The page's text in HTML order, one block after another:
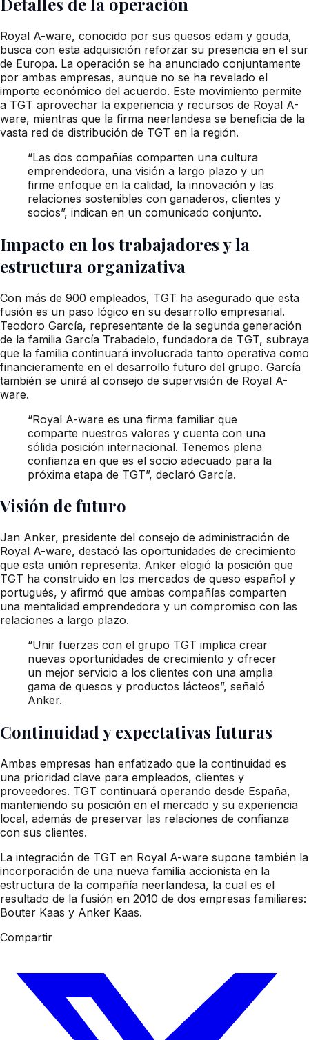
Royal A-ware, conocido por sus quesos edam y gouda,
busca con esta adquisición reforzar su presencia en el sur
de Europa. La operación se ha anunciado conjuntamente
por ambas empresas, aunque no se ha revelado el
importe económico del acuerdo. Este movimiento permite
a TGT aprovechar la experiencia y recursos de Royal A-
ware, mientras que la firma neerlandesa se beneficia de la
vasta red de distribución de TGT en la región.
“Las dos compañías comparten una cultura
emprendedora, una visión a largo plazo y un
firme enfoque en la calidad, la innovación y las
relaciones sostenibles con ganaderos, clientes y
socios”, indican en un comunicado conjunto.
Impacto en los trabajadores y la
estructura organizativa
Con más de 900 empleados, TGT ha asegurado que esta
fusión es un paso lógico en su desarrollo empresarial.
Teodoro García, representante de la segunda generación
de la familia García Trabadelo, fundadora de TGT, subraya
que la familia continuará involucrada tanto operativa como
financieramente en el desarrollo futuro del grupo. García
también se unirá al consejo de supervisión de Royal A-
ware.
“Royal A-ware es una firma familiar que
comparte nuestros valores y cuenta con una
sólida posición internacional. Tenemos plena
confianza en que es el socio adecuado para la
próxima etapa de TGT”, declaró García.
Visión de futuro
Jan Anker, presidente del consejo de administración de
Royal A-ware, destacó las oportunidades de crecimiento
que esta unión representa. Anker elogió la posición que
TGT ha construido en los mercados de queso español y
portugués, y afirmó que ambas compañías comparten
una mentalidad emprendedora y un compromiso con las
relaciones a largo plazo.
“Unir fuerzas con el grupo TGT implica crear
nuevas oportunidades de crecimiento y ofrecer
un mejor servicio a los clientes con una amplia
gama de quesos y productos lácteos”, señaló
Anker.
Continuidad y expectativas futuras
Ambas empresas han enfatizado que la continuidad es
una prioridad clave para empleados, clientes y
proveedores. TGT continuará operando desde España,
manteniendo su posición en el mercado y su experiencia
local, además de preservar las relaciones de confianza
con sus clientes.
La integración de TGT en Royal A-ware supone también la
incorporación de una nueva familia accionista en la
estructura de la compañía neerlandesa, la cual es el
resultado de la fusión en 2010 de dos empresas familiares:
Bouter Kaas y Anker Kaas.
Compartir